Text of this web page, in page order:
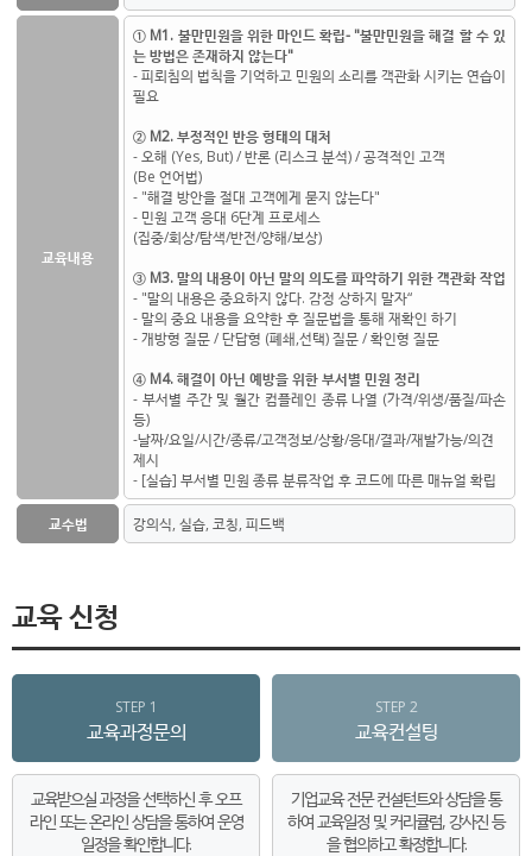
교육내용
① M1. 불만민원을 위한 마인드 확립- "불만민원을 해결 할 수 있
는 방법은 존재하지 않는다"
- 피뢰침의 법칙을 기억하고 민원의 소리를 객관화 시키는 연습이
필요
② M2. 부정적인 반응 형태의 대처
- 오해 (Yes, But) / 반론 (리스크 분석) / 공격적인 고객
(Be 언어법)
- "해결 방안을 절대 고객에게 묻지 않는다"
- 민원 고객 응대 6단계 프로세스
(집중/회상/탐색/반전/양해/보상)
③ M3. 말의 내용이 아닌 말의 의도를 파악하기 위한 객관화 작업
- "말의 내용은 중요하지 않다. 감정 상하지 말자“
- 말의 중요 내용을 요약한 후 질문법을 통해 재확인 하기
- 개방형 질문 / 단답형 (폐쇄,선택) 질문 / 확인형 질문
④ M4. 해결이 아닌 예방을 위한 부서별 민원 정리
- 부서별 주간 및 월간 컴플레인 종류 나열 (가격/위생/품질/파손
등)
-날짜/요일/시간/종류/고객정보/상황/응대/결과/재발가능/의견
제시
- [실습] 부서별 민원 종류 분류작업 후 코드에 따른 매뉴얼 확립
교수법 강의식, 실습, 코칭, 피드백
교육 신청
STEP 1
교육과정문의
교육받으실 과정을 선택하신 후 오프
라인 또는 온라인 상담을 통하여 운영
일정을 확인합니다.
STEP 2
교육컨설팅
기업교육 전문 컨설턴트와 상담을 통
하여 교육일정 및 커리큘럼, 강사진 등
을 협의하고 확정합니다.